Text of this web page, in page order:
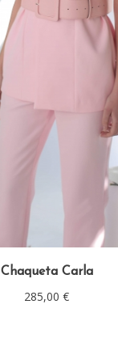
Chaqueta Carla
285,00 €